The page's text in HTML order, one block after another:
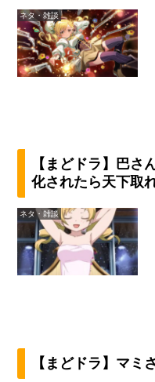
ネタ・雑談
【まどドラ】巴さ
化されたら天下取
ネタ・雑談
【まどドラ】マ